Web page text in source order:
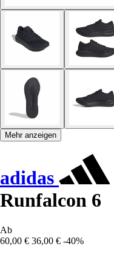
Mehr anzeigen
adidas
Runfalcon 6
Ab
60,00 € 36,00 € -40%